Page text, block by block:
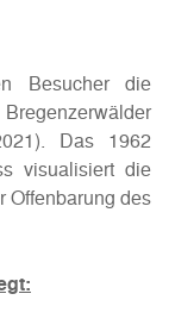
Besucher die
Das 1962
visualisiert die
Offenbarung des